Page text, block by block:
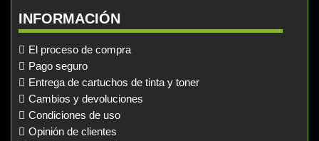
INFORMACIÓN
El proceso de compra
Pago seguro
Entrega de cartuchos de tinta y toner
Cambios y devoluciones
Condiciones de uso
Opinión de clientes